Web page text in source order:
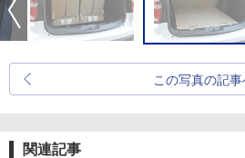
この写真の記事
関連記事